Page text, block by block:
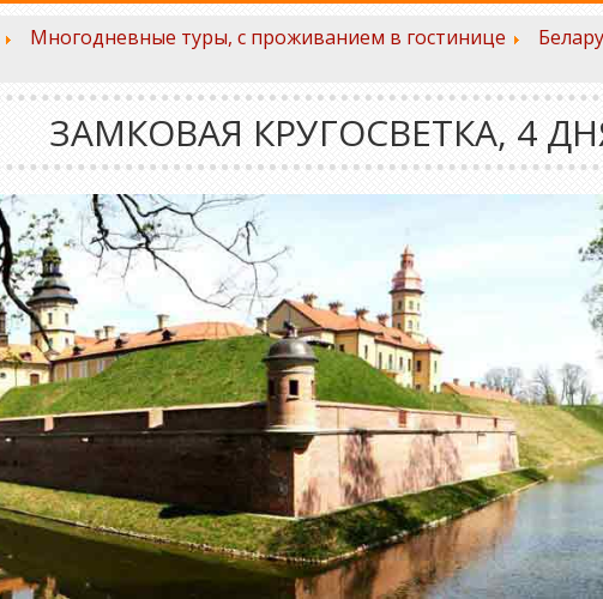
Многодневные туры, с проживанием в гостинице
ЗАМКОВАЯ КРУГОСВЕТКА, 4